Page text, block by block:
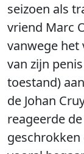
seizoen als
vriend Marc
vanwege het
van zijn
toestand)
de Johan
reageerde